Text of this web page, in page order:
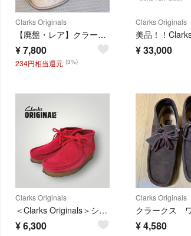
Clarks Originals
【廃盤・レア】クラークス デザートモンク US10 スエード ベージュ
¥7,800
234円相当還元 (3%)
Clarks Originals
¥33,000
Clarks Originals
＜Clarks Originals＞シューズ クラークス ワラビー 27500円
¥6,300
Clarks Originals
¥4,580